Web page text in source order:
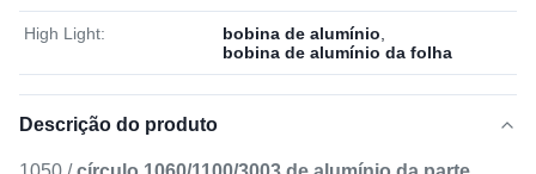
High Light: bobina de alumínio
bobina de alumínio da folha
Descrição do produto